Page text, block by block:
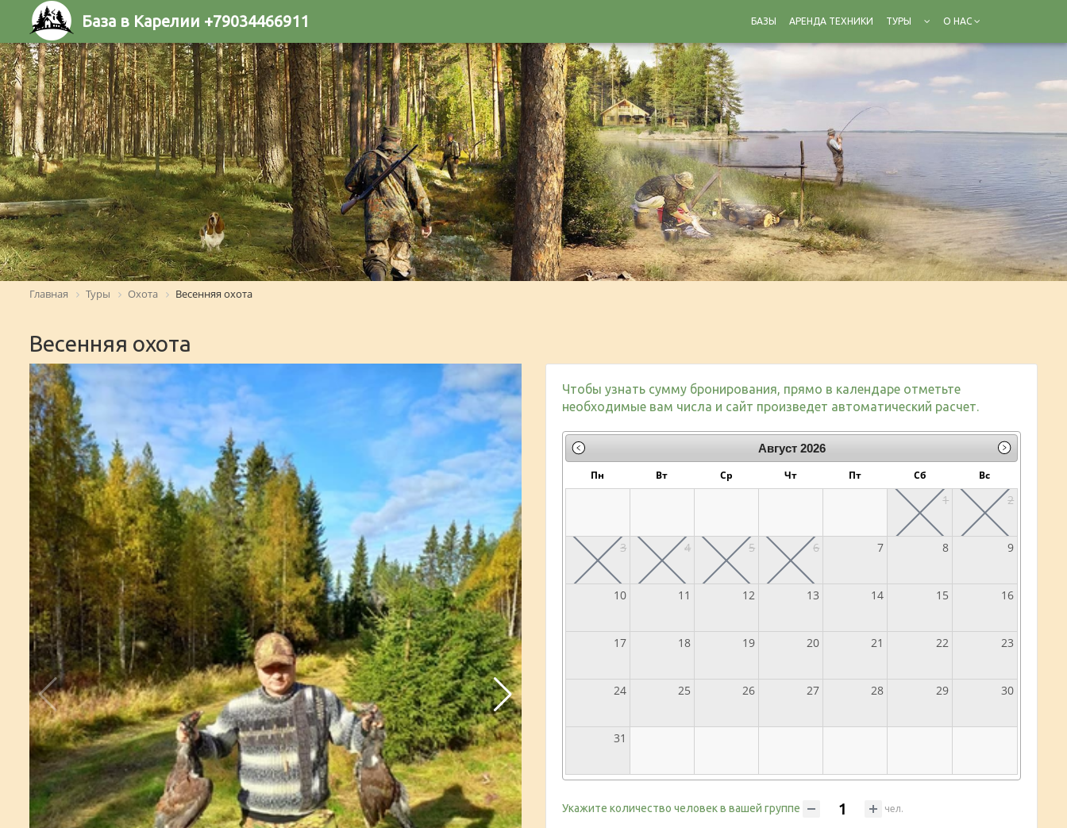
База в Карелии +79034466911 БАЗЫ АРЕНДА ТЕХНИКИ ТУРЫ О НАС
Главная Туры Охота Весенняя охота
Весенняя охота
Чтобы узнать сумму бронирования, прямо в календаре отметьте
необходимые вам числа и сайт произведет автоматический расчет.
Август 2026
Пн Вт Ср Чт Пт Сб Вс
1 2
3 4 5 6 7 8 9
10 11 12 13 14 15 16
17 18 19 20 21 22 23
24 25 26 27 28 29 30
31
Укажите количество человек в вашей группе чел.